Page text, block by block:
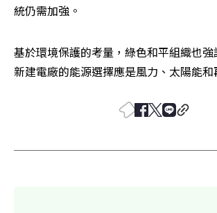
統仍需加強。
基於環境保護的考量，綠色和平組織也強
新建電廠的能源選擇應是風力、太陽能和